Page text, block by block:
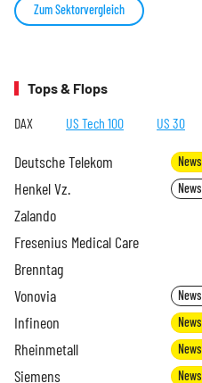
Zum Sektorvergleich
Tops & Flops
DAX US Tech 100 US 30
Deutsche Telekom News
Henkel Vz. News
Zalando
Fresenius Medical Care
Brenntag
Vonovia News
Infineon News
Rheinmetall News
Siemens News